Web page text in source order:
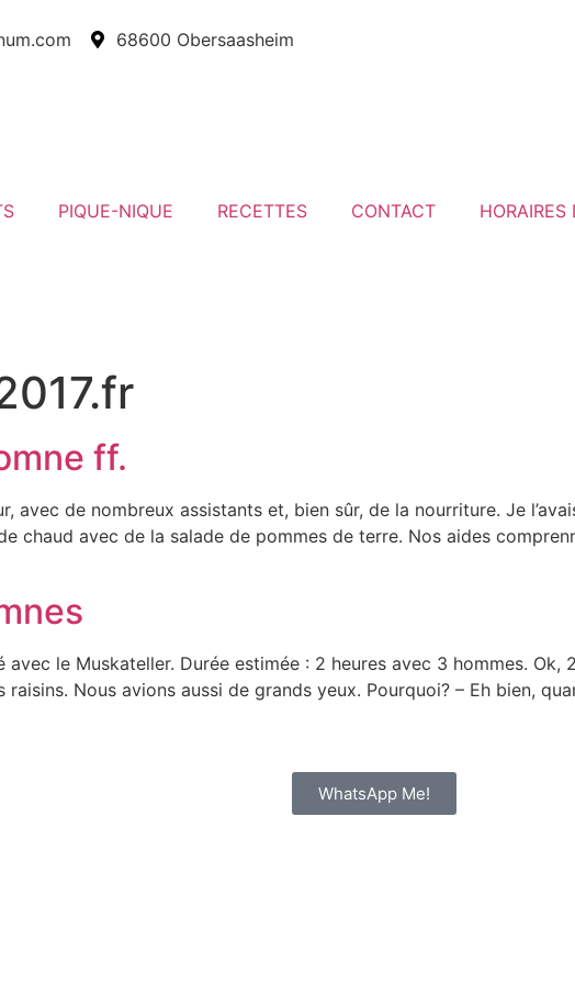
68600 Obersaasheim
PIQUE-NIQUE RECETTES CONTACT HORAIRES
ff.
avec de nombreux assistants et, bien sûr, de la nourriture. Je
chaud avec de la salade de pommes de terre. Nos aides
le Muskateller. Durée estimée : 2 heures avec 3 hommes. Ok,
raisins. Nous avions aussi de grands yeux. Pourquoi? – Eh bien,
WhatsApp Me!